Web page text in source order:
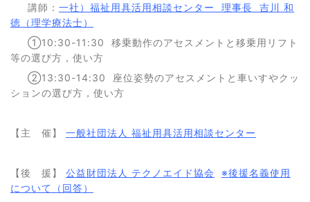
講師： 一社）福祉用具活用相談センター 理事長 吉川 和
徳（理学療法士）
①10:30-11:30 移乗動作のアセスメントと移乗用リフト
等の選び方，使い方
②13:30-14:30 座位姿勢のアセスメントと車いすやクッ
ションの選び方，使い方
【主 催】 一般社団法人 福祉用具活用相談センター
【後 援】 公益財団法人 テクノエイド協会
※後援名義使用
について（回答）